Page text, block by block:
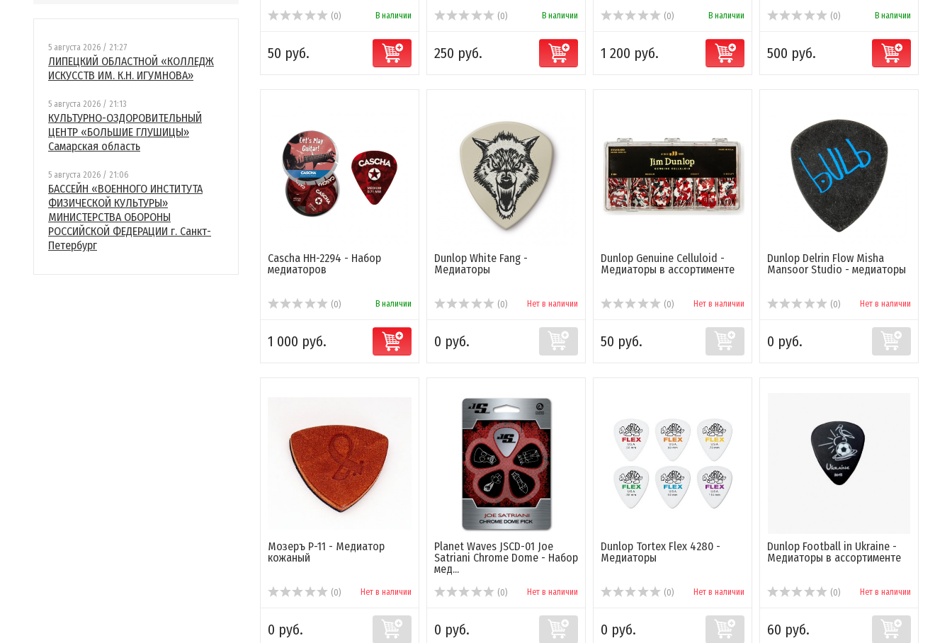
5 августа 2026 / 21:27
ЛИПЕЦКИЙ ОБЛАСТНОЙ «КОЛЛЕДЖ
ИСКУССТВ ИМ. К.Н. ИГУМНОВА»
5 августа 2026 / 21:13
КУЛЬТУРНО-ОЗДОРОВИТЕЛЬНЫЙ
ЦЕНТР «БОЛЬШИЕ ГЛУШИЦЫ»
Самарская область
5 августа 2026 / 21:06
БАССЕЙН «ВОЕННОГО ИНСТИТУТА
ФИЗИЧЕСКОЙ КУЛЬТУРЫ»
МИНИСТЕРСТВА ОБОРОНЫ
РОССИЙСКОЙ ФЕДЕРАЦИИ г. Санкт-
Петербург
(0) В наличии
50 руб.
(0) В наличии
250 руб.
(0) В наличии
1 200 руб.
(0) В наличии
500 руб.
Cascha HH-2294 - Набор
медиаторов
(0) В наличии
1 000 руб.
Dunlop White Fang -
Медиаторы
(0) Нет в наличии
0 руб.
Dunlop Genuine Celluloid -
Медиаторы в ассортименте
(0) Нет в наличии
50 руб.
Dunlop Delrin Flow Misha
Mansoor Studio - медиаторы
(0) Нет в наличии
0 руб.
Мозеръ P-11 - Медиатор
кожаный
(0) Нет в наличии
0 руб.
Planet Waves JSCD-01 Joe
Satriani Chrome Dome - Набор
мед...
(0) Нет в наличии
0 руб.
Dunlop Tortex Flex 4280 -
Медиаторы
(0) Нет в наличии
0 руб.
Dunlop Football in Ukraine -
Медиаторы в ассортименте
(0) Нет в наличии
60 руб.